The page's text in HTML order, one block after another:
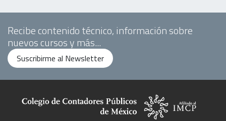
Recibe contenido técnico, información sobre
nuevos cursos y más...
Suscribirme al Newsletter